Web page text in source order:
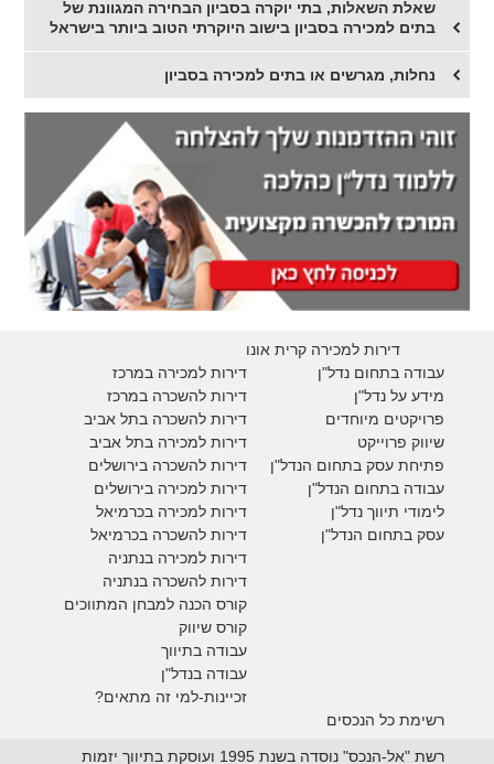
שאלת השאלות, בתי יוקרה בסביון הבחירה המגוונת של
בתים למכירה בסביון בישוב היוקרתי הטוב ביותר בישראל
נחלות, מגרשים או בתים למכירה בסביון
דירות למכירה קרית אונו
דירות למכירה במרכז
דירות להשכרה במרכז
דירות להשכרה בתל אביב
דירות למכירה בתל אביב
דירות להשכרה בירושלים
דירות למכירה בירושלים
דירות למכירה בכרמיאל
דירות להשכרה בכרמיאל
דירות למכירה בנתניה
דירות להשכרה בנתניה
קורס הכנה למבחן המתווכים
קורס שיווק
עבודה בתיווך
עבודה בנדל"ן
זכיינות-למי זה מתאים?
עבודה בתחום נדל"ן
מידע על נדל"ן
פרויקטים מיוחדים
שיווק פרוייקט
פתיחת עסק בתחום הנדל"ן
עבודה בתחום הנדל"ן
לימודי תיווך נדל"ן
עסק בתחום הנדל"ן
רשימת כל הנכסים
רשת "אל-הנכס" נוסדה בשנת 1995 ועוסקת בתיווך יזמות